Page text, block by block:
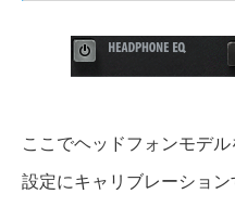
ここでヘッドフォンモデ
設定にキャリブレーション